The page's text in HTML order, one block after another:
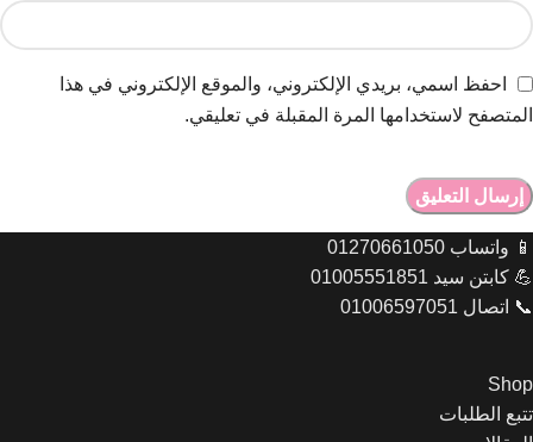
احفظ اسمي، بريدي الإلكتروني، والموقع الإلكتروني في هذا
المتصفح لاستخدامها المرة المقبلة في تعليقي.
📱 واتساب 01270661050
💪 كابتن سيد 01005551851
📞 اتصال 01006597051
Shop
تتبع الطلبات